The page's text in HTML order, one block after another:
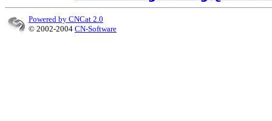
Powered by CNCat 2.0
© 2002-2004 CN-Software